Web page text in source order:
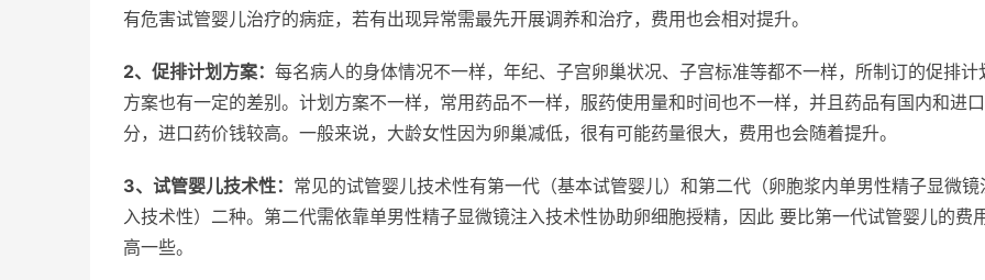
有危害试管婴儿治疗的病症，若有出现异常需最先开展调养和治疗，费用也会相对提升。
2、促排计划方案： 每名病人的身体情况不一样，年纪、子宫卵巢状况、子宫标准等都不一样，所制订的促排计
方案也有一定的差别。计划方案不一样，常用药品不一样，服药使用量和时间也不一样，并且药品有国内和进
分，进口药价钱较高。一般来说，大龄女性因为卵巢减低，很有可能药量很大，费用也会随着提升。
3、试管婴儿技术性： 常见的试管婴儿技术性有第一代（基本试管婴儿）和第二代（卵胞浆内单男性精子显微镜
入技术性）二种。第二代需依靠单男性精子显微镜注入技术性协助卵细胞授精，因此 要比第一代试管婴儿的费
高一些。